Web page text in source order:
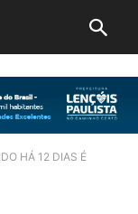
HÁ 12 DIAS É